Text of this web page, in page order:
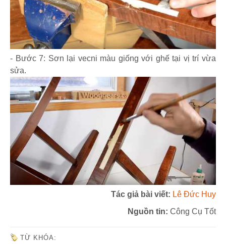
- Bước 7: Sơn lại vecni màu giống với ghế tại vị trí vừa
sửa.
Tác giả bài viết: Lê Đức Huy
Nguồn tin: Công Cụ Tốt
TỪ KHÓA: